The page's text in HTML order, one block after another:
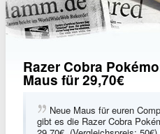
Razer Cobra
Maus für 29,70€
Neue Maus für euren
gibt es die Razer Cobra